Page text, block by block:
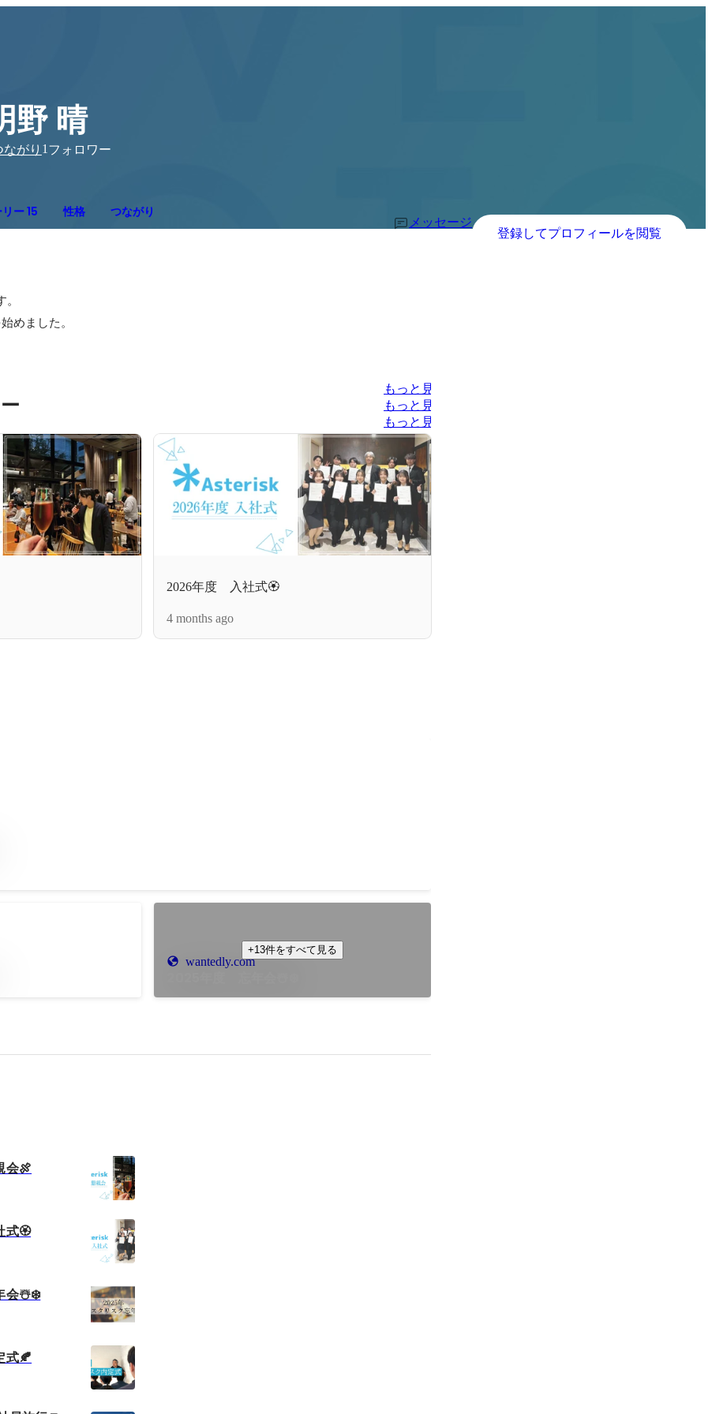
野 晴
ながり 1 フォロワー
ー 15 性格 つながり
メッセージ
登録してプロフィールを閲覧
もっと見る
もっと見る
もっと見る
2026年度 入社式🏵️
4 months ago
wantedly.com
+13件をすべて見る
🍖
式🏵️
会☃️❄️
🍂